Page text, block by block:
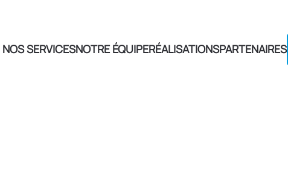
NOS SERVICESNOTRE ÉQUIPERÉALISATIONSPARTENAIRES